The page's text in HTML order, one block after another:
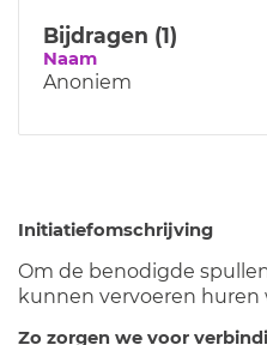
Bijdragen (1)
Naam
Anoniem
Initiatiefomschrijving
Om de benodigde
kunnen vervoeren huren
Zo zorgen we voor